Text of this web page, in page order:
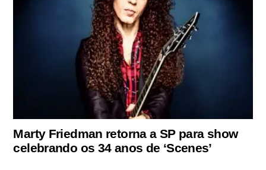
Marty Friedman retorna a SP para show
celebrando os 34 anos de ‘Scenes’